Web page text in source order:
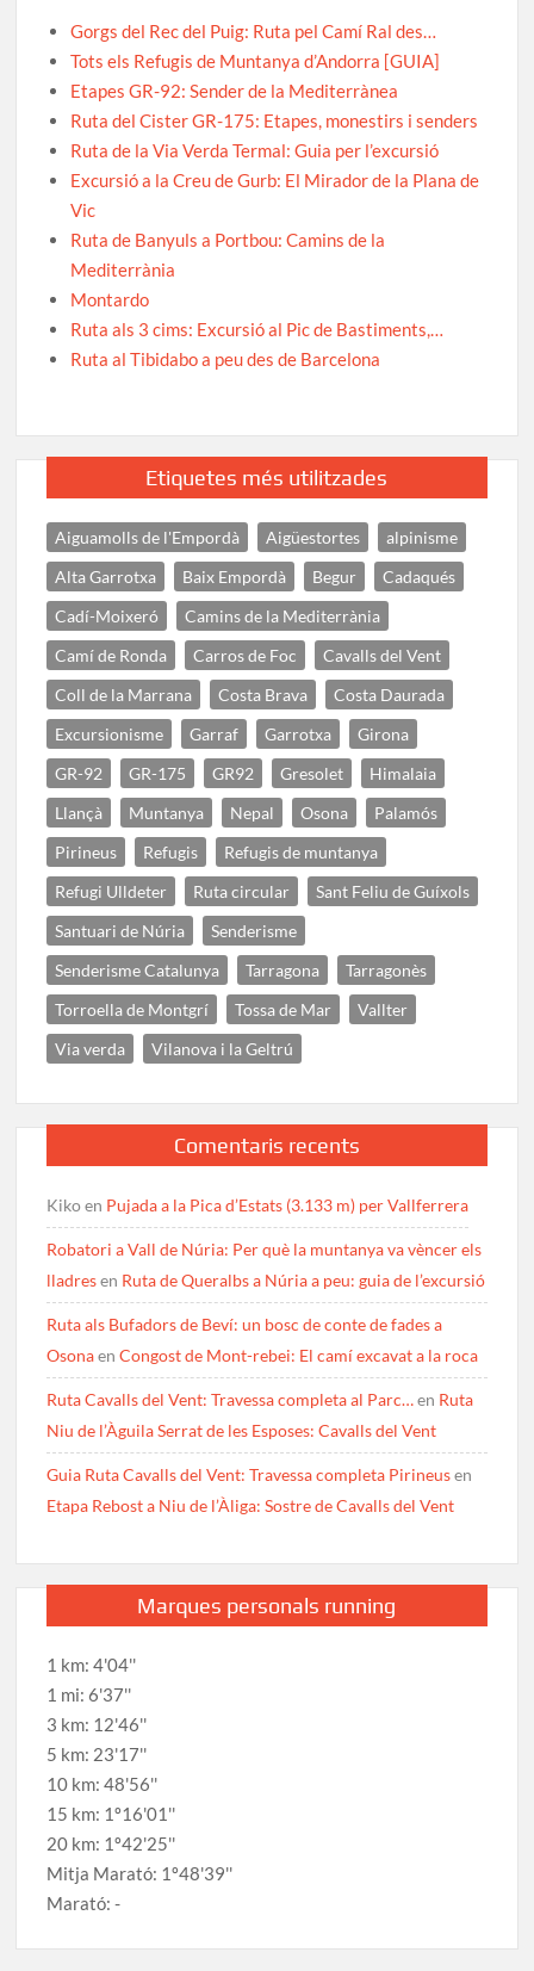
Gorgs del Rec del Puig: Ruta pel Camí Ral des…
Tots els Refugis de Muntanya d’Andorra [GUIA]
Etapes GR-92: Sender de la Mediterrànea
Ruta del Cister GR-175: Etapes, monestirs i senders
Ruta de la Via Verda Termal: Guia per l’excursió
Excursió a la Creu de Gurb: El Mirador de la Plana de
Vic
Ruta de Banyuls a Portbou: Camins de la
Mediterrània
Montardo
Ruta als 3 cims: Excursió al Pic de Bastiments,…
Ruta al Tibidabo a peu des de Barcelona
Etiquetes més utilitzades
Aiguamolls de l'Empordà Aigüestortes
alpinisme
Alta Garrotxa
Baix Empordà Begur
Cadaqués
Cadí-Moixeró
Camins de la Mediterrània
Camí de Ronda
Carros de Foc
Cavalls del Vent
Coll de la Marrana
Costa Brava
Costa Daurada
Excursionisme
Garraf Garrotxa
Girona
GR-92
GR-175 GR92 Gresolet
Himalaia
Llançà
Muntanya Nepal Osona
Palamós
Pirineus
Refugis
Refugis de muntanya
Refugi Ulldeter
Ruta circular
Sant Feliu de Guíxols
Santuari de Núria
Senderisme
Senderisme Catalunya
Tarragona
Tarragonès
Torroella de Montgrí
Tossa de Mar
Vallter
Via verda
Vilanova i la Geltrú
Comentaris recents
Kikoen Pujada a la Pica d’Estats (3.133 m) per Vallferrera
Robatori a Vall de Núria: Per què la muntanya va vèncer els
lladresen Ruta de Queralbs a Núria a peu: guia de l’excursió
Ruta als Bufadors de Beví: un bosc de conte de fades a
OsonaenCongost de Mont-rebei: El camí excavat a la roca
Ruta Cavalls del Vent: Travessa completa al Parc…en Ruta
Niu de l’Àguila Serrat de les Esposes: Cavalls del Vent
Guia Ruta Cavalls del Vent: Travessa completa Pirineusen
Etapa Rebost a Niu de l’Àliga: Sostre de Cavalls del Vent
Marques personals running
1 km: 4'04''
1 mi: 6'37''
3 km: 12'46''
5 km: 23'17''
10 km: 48'56''
15 km: 1º16'01''
20 km: 1º42'25''
Mitja Marató: 1º48'39''
Marató: -